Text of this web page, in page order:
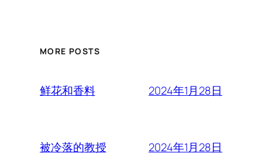
MORE POSTS
鲜花和香料 2024年1月28日
被冷落的教授 2024年1月28日